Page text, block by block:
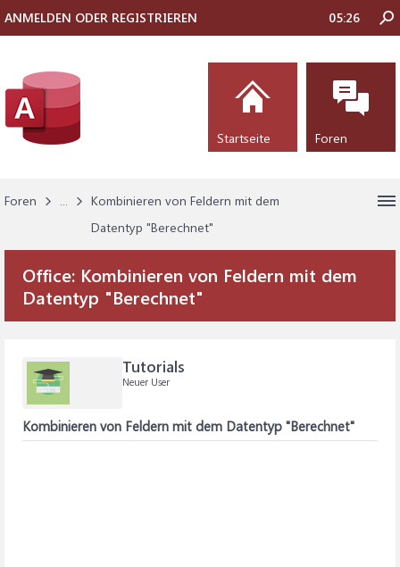
Foren ...
Kombinieren von Feldern mit dem
Datentyp "Berechnet"
Office: Kombinieren von Feldern mit dem
Datentyp "Berechnet"
Tutorials
Neuer User
Kombinieren von Feldern mit dem Datentyp "Berechnet"
ANMELDEN ODER REGISTRIEREN 05:26
Startseite Foren